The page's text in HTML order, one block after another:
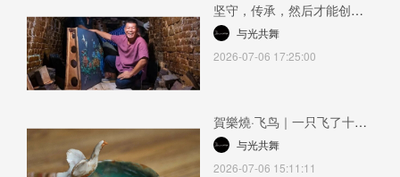
坚守，传承，然后才能创新
—— 何湛泉与一条仍在延续
的岭南陶艺血脉2026-07-06
17:25:00
与光共舞
2026-07-06 17:25:00
賀樂燒·飞鸟｜一只飞了十几
年的鸟2026-07-06 15:11:11
与光共舞
2026-07-06 15:11:11